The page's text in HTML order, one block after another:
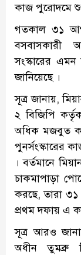
কাজ পুরোদমে
গতকাল ৩১
বসবাসকারী
সংস্কারের এমন
জানিয়েছে ।
সূত্র জানায়,
২ বিজিপি
অধিক মজবুত
পুনর্সংস্কারের
। বর্তমানে
চাকমাপাড়া
করছে, তারা ৩১
প্রথম দফায় এ
সূত্র আরও
অধীন তুমব্রু